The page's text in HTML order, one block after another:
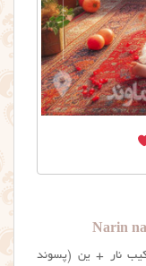
نار + ین (پسوند